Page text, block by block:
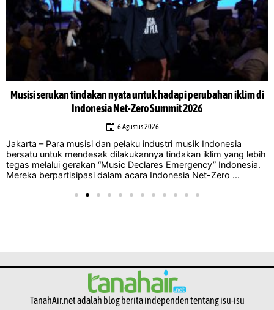
Musisi serukan tindakan nyata untuk hadapi perubahan iklim di
Indonesia Net-Zero Summit 2026
6 Agustus 2026
Jakarta – Para musisi dan pelaku industri musik Indonesia
bersatu untuk mendesak dilakukannya tindakan iklim yang lebih
tegas melalui gerakan “Music Declares Emergency” Indonesia.
Mereka berpartisipasi dalam acara Indonesia Net-Zero ...
TanahAir.net adalah blog berita independen tentang isu-isu